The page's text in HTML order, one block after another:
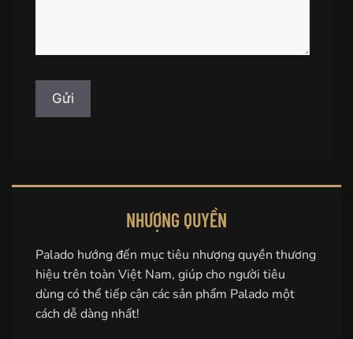
NHƯỢNG QUYỀN
Palado hướng đến mục tiêu nhượng quyền thương
hiệu trên toàn Việt Nam, giúp cho người tiêu
dùng có thể tiếp cận các sản phẩm Palado một
cách dễ dàng nhất!